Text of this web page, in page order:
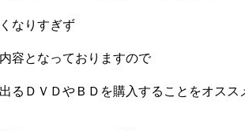
なりすぎず
容となっておりますので
るＤＶＤやＢＤを購入することをオスス